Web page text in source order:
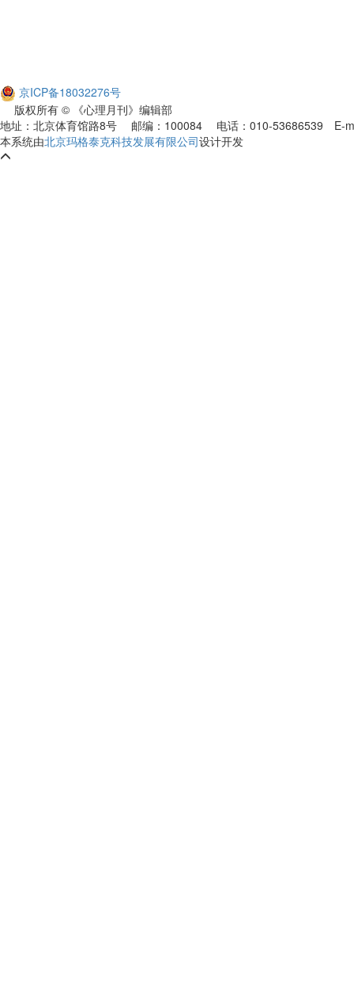
京ICP备18032276号
版权所有 © 《心理月刊》编辑部
地址：北京体育馆路8号 邮编：100084 电话：010-53686539 E-
本系统由北京玛格泰克科技发展有限公司设计开发